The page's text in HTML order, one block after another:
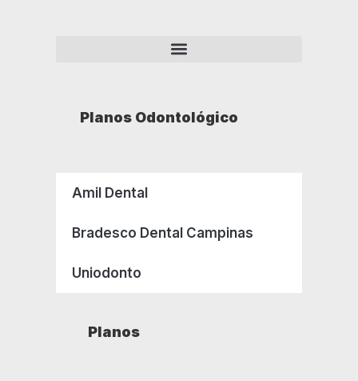
Planos Odontológico
Amil Dental
Bradesco Dental Campinas
Uniodonto
Planos